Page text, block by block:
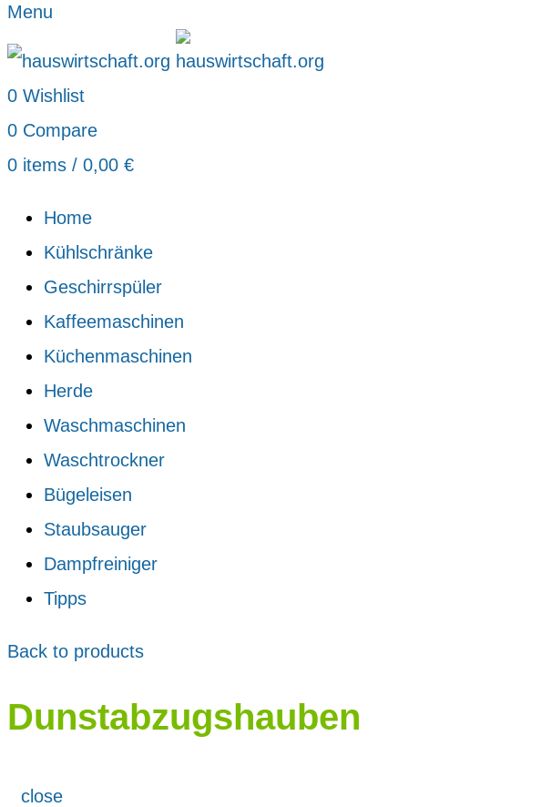
Menu
0 Wishlist
0 Compare
0 items / 0,00 €
Home
Kühlschränke
Geschirrspüler
Kaffeemaschinen
Küchenmaschinen
Herde
Waschmaschinen
Waschtrockner
Bügeleisen
Staubsauger
Dampfreiniger
Tipps
Back to products
Dunstabzugshauben
close